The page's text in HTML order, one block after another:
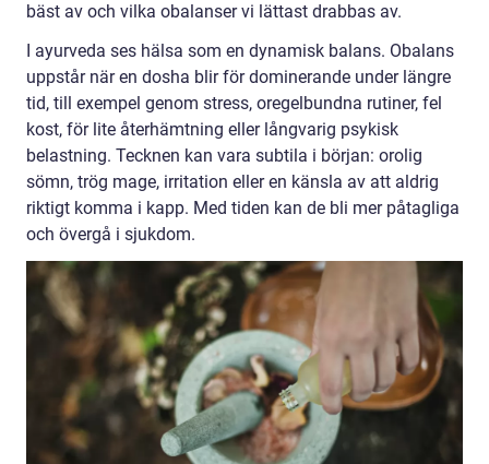
bäst av och vilka obalanser vi lättast drabbas av.
I ayurveda ses hälsa som en dynamisk balans. Obalans
uppstår när en dosha blir för dominerande under längre
tid, till exempel genom stress, oregelbundna rutiner, fel
kost, för lite återhämtning eller långvarig psykisk
belastning. Tecknen kan vara subtila i början: orolig
sömn, trög mage, irritation eller en känsla av att aldrig
riktigt komma i kapp. Med tiden kan de bli mer påtagliga
och övergå i sjukdom.